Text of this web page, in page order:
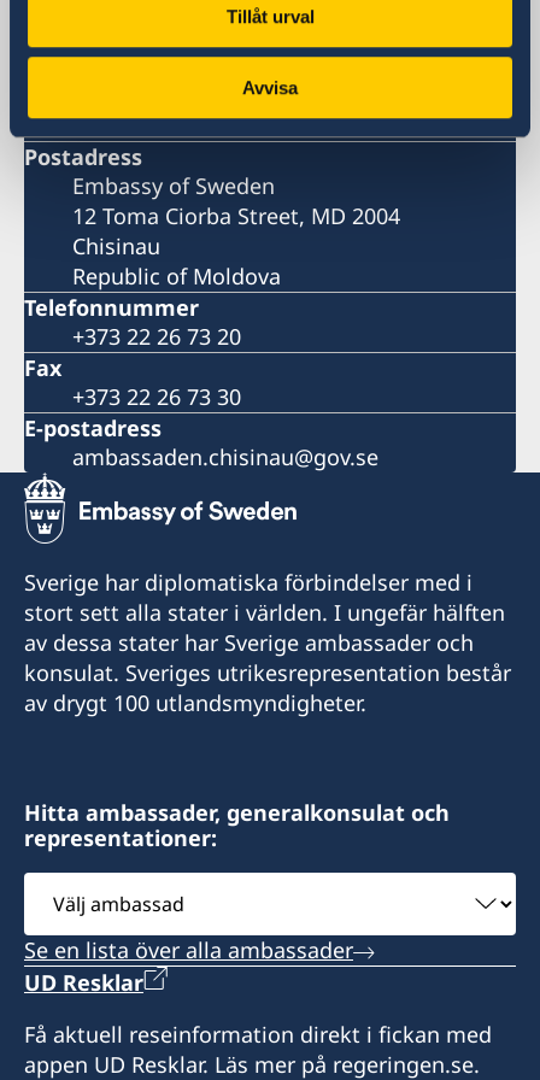
Tillåt urval
Avvisa
Sveriges ambassad
Besöksadress
12 Toma Ciorba Street
Chisinau
Postadress
Embassy of Sweden
12 Toma Ciorba Street, MD 2004
Chisinau
Republic of Moldova
Telefonnummer
+373 22 26 73 20
Fax
+373 22 26 73 30
E-postadress
ambassaden.chisinau@gov.se
Sverige har diplomatiska förbindelser med i
stort sett alla stater i världen. I ungefär hälften
av dessa stater har Sverige ambassader och
konsulat. Sveriges utrikesrepresentation består
av drygt 100 utlandsmyndigheter.
Hitta ambassader, generalkonsulat och
representationer:
Välj
ambassad
Se en lista över alla ambassader
UD Resklar
Få aktuell reseinformation direkt i fickan med
appen UD Resklar. Läs mer på regeringen.se.